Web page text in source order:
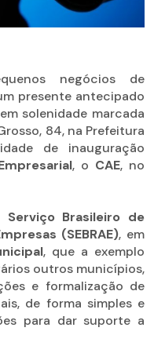
negócios de
presente antecipado
solenidade marcada
84, na Prefeitura
de inauguração
, o CAE, no
Serviço Brasileiro de
(SEBRAE), em
, que a exemplo
outros municípios,
e formalização de
de forma simples e
para dar suporte a